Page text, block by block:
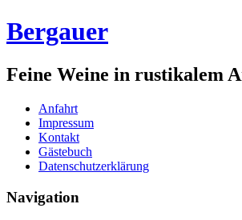
Bergauer
Feine Weine in rustikalem
Anfahrt
Impressum
Kontakt
Gästebuch
Datenschutzerklärung
Navigation